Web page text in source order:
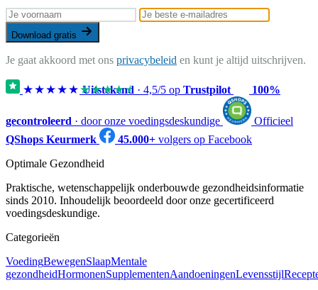
Download gratis
Je gaat akkoord met ons privacybeleid en kunt je altijd uitschrijven.
★★★★★★★★★★
Uitstekend · 4,5/5 op Trustpilot 100%
gecontroleerd · door onze voedingsdeskundige
Officieel
QShops Keurmerk
45.000+ volgers op Facebook
Optimale Gezondheid
Praktische, wetenschappelijk onderbouwde gezondheidsinformatie
sinds 2010. Inhoudelijk beoordeeld door onze gecertificeerd
voedingsdeskundige.
Categorieën
VoedingBewegenSlaapMentale
gezondheidHormonenSupplementenAandoeningenLevensstijl